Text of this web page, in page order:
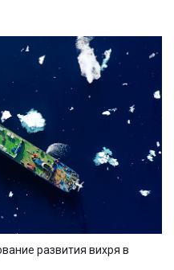
развития вихря в